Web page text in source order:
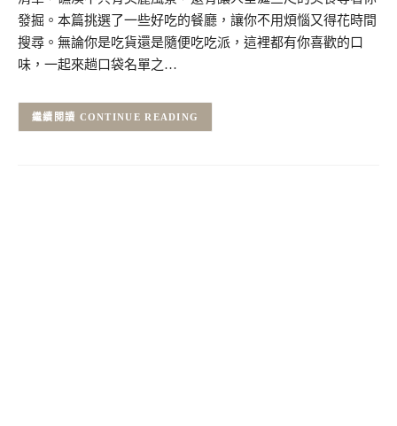
發掘。本篇挑選了一些好吃的餐廳，讓你不用煩惱又得花時間
搜尋。無論你是吃貨還是隨便吃吃派，這裡都有你喜歡的口
味，一起來趟口袋名單之…
CONTINUE READING